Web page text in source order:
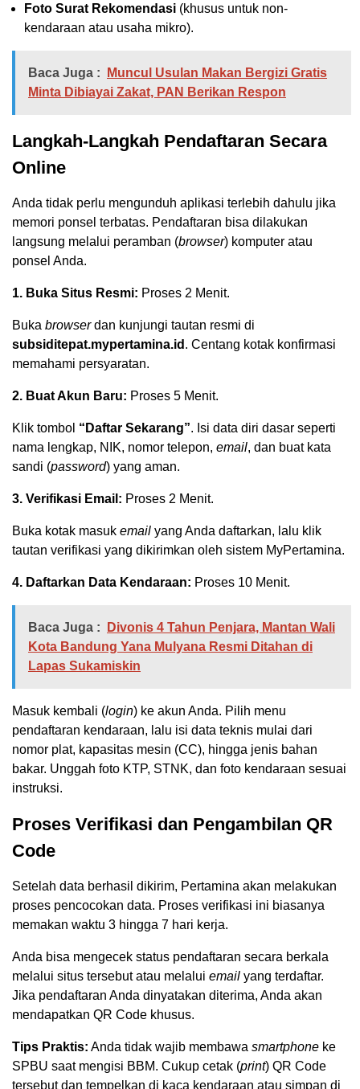
Foto Surat Rekomendasi (khusus untuk non-
kendaraan atau usaha mikro).
Baca Juga :
Muncul Usulan Makan Bergizi Gratis
Minta Dibiayai Zakat, PAN Berikan Respon
Langkah-Langkah Pendaftaran Secara
Online
Anda tidak perlu mengunduh aplikasi terlebih dahulu jika
memori ponsel terbatas. Pendaftaran bisa dilakukan
langsung melalui peramban (browser) komputer atau
ponsel Anda.
1. Buka Situs Resmi: Proses 2 Menit.
Buka browserdan kunjungi tautan resmi di
subsiditepat.mypertamina.id . Centang kotak konfirmasi
memahami persyaratan.
2. Buat Akun Baru: Proses 5 Menit.
Klik tombol “Daftar Sekarang”. Isi data diri dasar seperti
nama lengkap, NIK, nomor telepon, email, dan buat kata
sandi (password) yang aman.
3. Verifikasi Email: Proses 2 Menit.
Buka kotak masuk email yang Anda daftarkan, lalu klik
tautan verifikasi yang dikirimkan oleh sistem MyPertamina.
4. Daftarkan Data Kendaraan: Proses 10 Menit.
Baca Juga :
Divonis 4 Tahun Penjara, Mantan Wali
Kota Bandung Yana Mulyana Resmi Ditahan di
Lapas Sukamiskin
Masuk kembali (login) ke akun Anda. Pilih menu
pendaftaran kendaraan, lalu isi data teknis mulai dari
nomor plat, kapasitas mesin (CC), hingga jenis bahan
bakar. Unggah foto KTP, STNK, dan foto kendaraan sesuai
instruksi.
Proses Verifikasi dan Pengambilan QR
Code
Setelah data berhasil dikirim, Pertamina akan melakukan
proses pencocokan data. Proses verifikasi ini biasanya
memakan waktu 3 hingga 7 hari kerja.
Anda bisa mengecek status pendaftaran secara berkala
melalui situs tersebut atau melalui email yang terdaftar.
Jika pendaftaran Anda dinyatakan diterima, Anda akan
mendapatkan QR Code khusus.
Tips Praktis: Anda tidak wajib membawa smartphone ke
SPBU saat mengisi BBM. Cukup cetak (print) QR Code
tersebut dan tempelkan di kaca kendaraan atau simpan di